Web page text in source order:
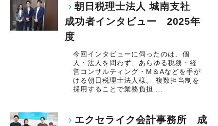
朝日税理士法人 城南支社
成功者インタビュー 2025年
度
今回インタビューに伺ったのは、個
人・法人を問わず、あらゆる税務・経
営コンサルティング・M＆Aなどを手が
ける朝日税理士法人様。 複数担当制を
採用することで業務負担 ...
エクセライク会計事務所 成